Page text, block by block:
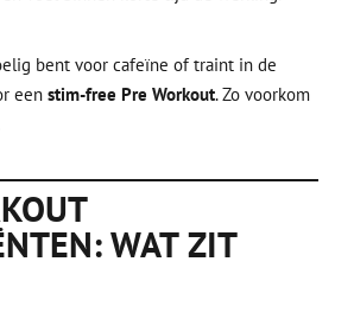
bent voor cafeïne of traint in de
een stim-free Pre Workout. Zo voorkom
WAT ZIT